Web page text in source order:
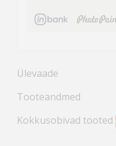
Ülevaade
Tooteandmed
Kokkusobivad tooted